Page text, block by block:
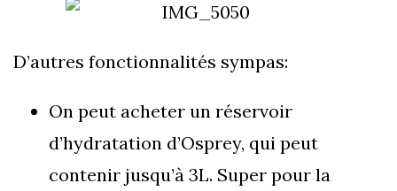
D’autres fonctionnalités sympas:
On peut acheter un réservoir
d’hydratation d’Osprey, qui peut
contenir jusqu’à 3L. Super pour la